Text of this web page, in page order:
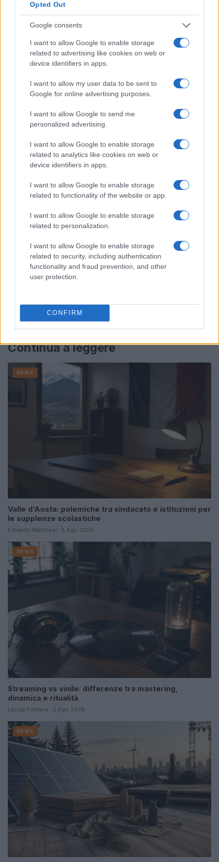
Opted Out
Google consents
I want to allow Google to enable storage
related to advertising like cookies on web or
device identifiers in apps.
I want to allow my user data to be sent to
Google for online advertising purposes.
I want to allow Google to send me
personalized advertising.
I want to allow Google to enable storage
related to analytics like cookies on web or
device identifiers in apps.
I want to allow Google to enable storage
related to functionality of the website or app.
I want to allow Google to enable storage
related to personalization.
I want to allow Google to enable storage
related to security, including authentication
functionality and fraud prevention, and other
user protection.
CONFIRM
trarre vantaggio da un settore in continua
evoluzione e in crescita. Non è mai troppo tardi per
entrare nel mondo del mattone!
AUTORE
Redazione
Continua a leggere
NEWS
Valle d’Aosta: polemiche tra sindacato e istituzioni per
le supplenze scolastiche
Edoardo Marchesi · 5 Ago 2026
NEWS
Streaming vs vinile: differenze tra mastering,
dinamica e ritualità
Letizia Fontana · 5 Ago 2026
NEWS